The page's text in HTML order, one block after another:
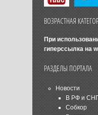
ВОЗРАСТНАЯ
При
гиперссылка на
РАЗДЕЛЫ ПОРТАЛА
Новости
В РФ и
Собкор